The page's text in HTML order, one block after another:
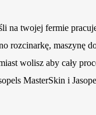
na twojej fermie
rozcinarkę, maszynę
wolisz aby cały
MasterSkin i